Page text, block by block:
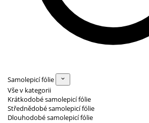
Samolepicí fólie
Vše v kategorii
Krátkodobé samolepicí fólie
Střednědobé samolepicí fólie
Dlouhodobé samolepicí fólie